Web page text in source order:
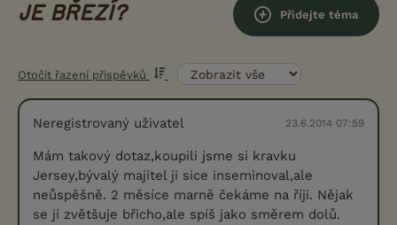
JE BŘEZÍ? Přidejte téma
Otočit řazení příspěvků
Neregistrovaný uživatel 23.6.2014 07:59
Mám takový dotaz,koupili jsme si kravku
Jersey,bývalý majitel ji sice inseminoval,ale
neůspěšně. 2 měsíce marně čekáme na říji. Nějak
se jí zvětšuje břicho,ale spíš jako směrem dolů.